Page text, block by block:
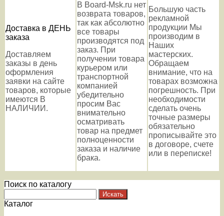
Доставка в ДЕНЬ
заказа
Доставляем
заказы в день
оформления
заявки на сайте
товаров, которые
имеются В
НАЛИЧИИ.
В Board-Msk.ru нет
возврата товаров,
так как абсолютно
все товары
производятся под
заказ. При
получении товара
курьером или
транспортной
компанией
убедительно
просим Вас
внимательно
осматривать
товар на предмет
полноценности
заказа и наличие
брака.
Большую часть
рекламной
продукции Мы
производим в
Наших
мастерских.
Обращаем
внимание, что на
товарах возможна
погрешность. При
необходимости
сделать очень
точные размеры
обязательно
прописывайте это
в договоре, счете
или в переписке!
Поиск по каталогу
Каталог